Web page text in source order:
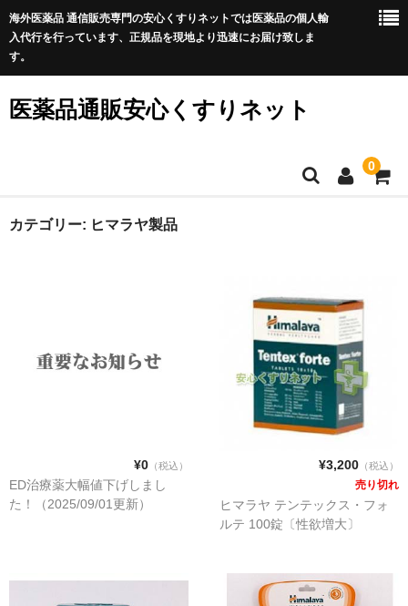
海外医薬品 通信販売専門の安心くすりネットでは医薬品の個人輸
入代行を行っています、正規品を現地より迅速にお届け致しま
す。
医薬品通販安心くすりネット
0
ホーム
カテゴリー: ヒマラヤ製品
¥0（税込）
ED治療薬大幅値下げしまし
た！（2025/09/01更新）
¥3,200（税込）
売り切れ
ヒマラヤ テンテックス・フォ
ルテ 100錠〔性欲増大〕